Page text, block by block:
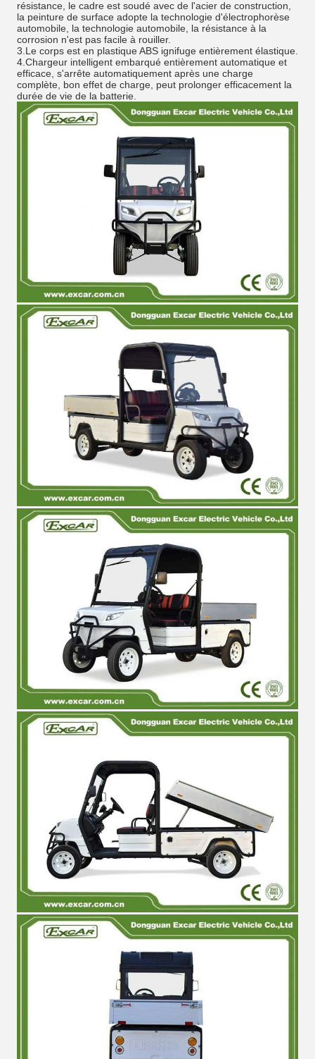
résistance, le cadre est soudé avec de l'acier de construction,
la peinture de surface adopte la technologie d'électrophorèse
automobile, la technologie automobile, la résistance à la
corrosion n'est pas facile à rouiller.
3. Le corps est en plastique ABS ignifuge entièrement élastique.
4. Chargeur intelligent embarqué entièrement automatique et
efficace, s'arrête automatiquement après une charge
complète, bon effet de charge, peut prolonger efficacement la
durée de vie de la batterie.